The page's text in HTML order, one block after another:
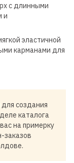
с длинными
и
эластичной
карманами для
создания
каталога
на примерку
заказов